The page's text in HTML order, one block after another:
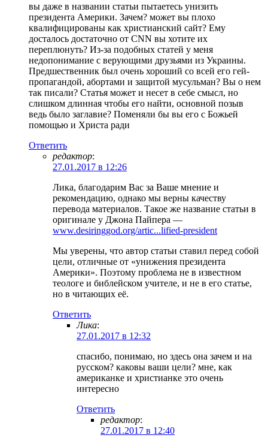
вы даже в названии статьи пытаетесь унизить
президента Америки. Зачем? может вы плохо
квалифицированы как христианский сайт? Ему
досталось достаточно от CNN вы хотите их
переплюнуть? Из-за подобных статей у меня
недопонимание с верующими друзьями из Украины.
Предшественник был очень хороший со всей его гей-
пропагандой, абортами и защитой мусульман? Вы о нем
так писали? Статья может и несет в себе смысл, но
слишком длинная чтобы его найти, основной позыв
ведь было заглавие? Поменяли бы вы его с Божьей
помощью и Христа ради
Ответить
редактор:
27.01.2017 в 12:26
Лика, благодарим Вас за Ваше мнение и
рекомендацию, однако мы верны качеству
перевода материалов. Такое же название статьи в
оригинале у Джона Пайпера —
www.desiringgod.org/artic...lified-president
Мы уверены, что автор статьи ставил перед собой
цели, отличные от «унижения президента
Америки». Поэтому проблема не в известном
теологе и библейском учителе, и не в его статье,
но в читающих её.
Ответить
Лика:
27.01.2017 в 12:32
спасибо, понимаю, но здесь она зачем и на
русском? каковы ваши цели? мне, как
американке и христианке это очень
интересно
Ответить
редактор:
27.01.2017 в 12:40